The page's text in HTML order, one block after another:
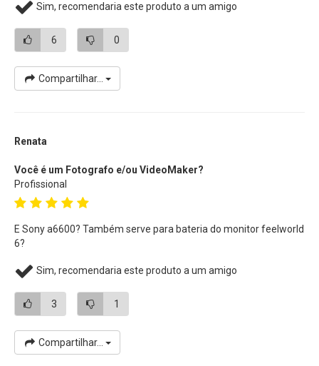
Sim, recomendaria este produto a um amigo
6 0
Compartilhar...
Renata
Você é um Fotografo e/ou VideoMaker?
Profissional
E Sony a6600? Também serve para bateria do monitor feelworld
6?
Sim, recomendaria este produto a um amigo
3 1
Compartilhar...